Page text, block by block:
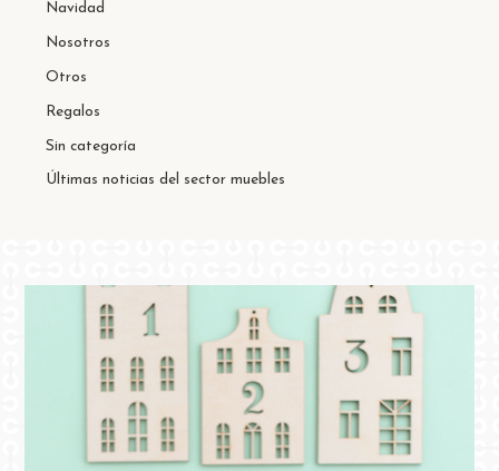
Navidad
Nosotros
Otros
Regalos
Sin categoría
Últimas noticias del sector muebles